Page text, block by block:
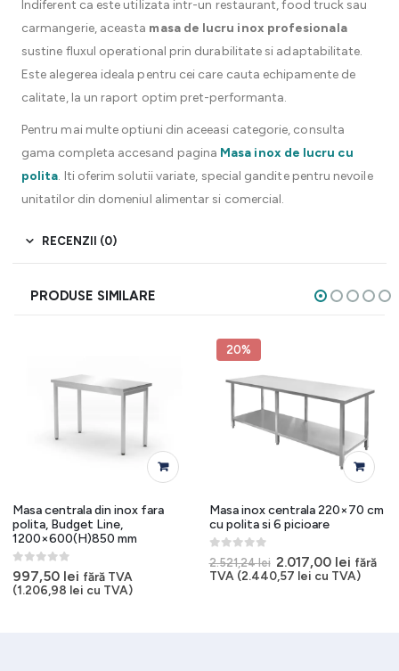
Indiferent ca este utilizata intr-un restaurant, food truck sau
carmangerie, aceasta masa de lucru inox profesionala
sustine fluxul operational prin durabilitate si adaptabilitate.
Este alegerea ideala pentru cei care cauta echipamente de
calitate, la un raport optim pret-performanta.
Pentru mai multe optiuni din aceeasi categorie, consulta
gama completa accesand pagina Masa inox de lucru cu
polita. Iti oferim solutii variate, special gandite pentru nevoile
unitatilor din domeniul alimentar si comercial.
RECENZII (0)
PRODUSE SIMILARE
Masa centrala din inox fara
polita, Budget Line,
1200×600(H)850 mm
0out of 5
997,50 lei fără TVA
(1.206,98 lei cu TVA)
20%
Masa inox centrala 220×70 cm
cu polita si 6 picioare
0out of 5
2.521,24lei Prețul
inițial
a
2.017,00 lei Prețul
curent
fără
TVA (2.440,57 lei cu TVA)